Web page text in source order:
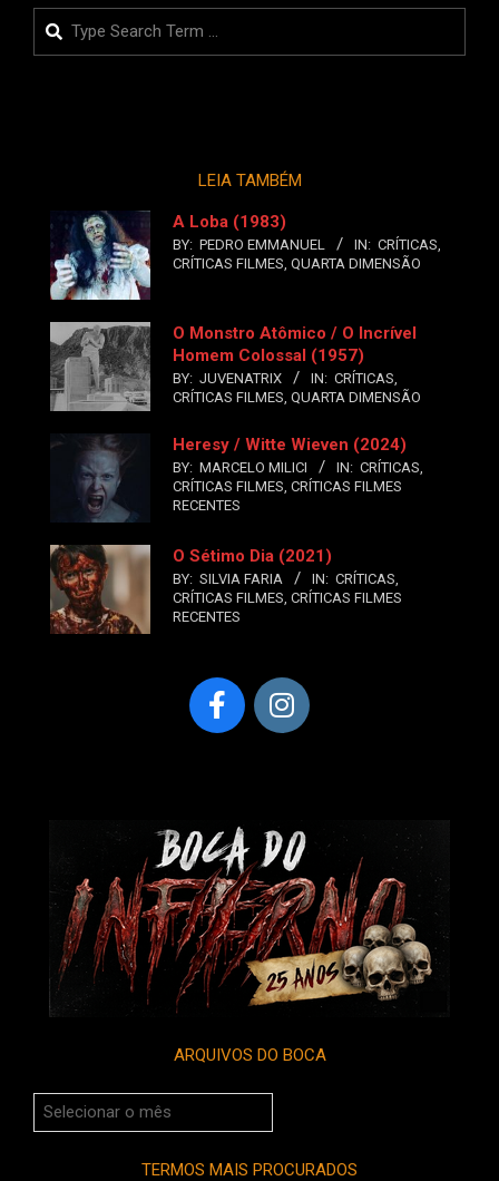
posts
Search
LEIA TAMBÉM
A Loba (1983)
BY: PEDRO EMMANUEL IN: CRÍTICAS,
CRÍTICAS FILMES, QUARTA DIMENSÃO
O Monstro Atômico / O Incrível
Homem Colossal (1957)
BY: JUVENATRIX IN: CRÍTICAS,
CRÍTICAS FILMES, QUARTA DIMENSÃO
Heresy / Witte Wieven (2024)
BY: MARCELO MILICI IN: CRÍTICAS,
CRÍTICAS FILMES, CRÍTICAS FILMES
RECENTES
O Sétimo Dia (2021)
BY: SILVIA FARIA IN: CRÍTICAS,
CRÍTICAS FILMES, CRÍTICAS FILMES
RECENTES
ARQUIVOS DO BOCA
Arquivos
do
TERMOS MAIS PROCURADOS